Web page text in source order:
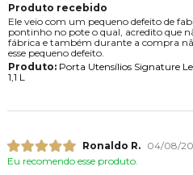
Produto recebido
Ele veio com um pequeno defeito de
pontinho no pote o qual, acredito que
fábrica e também durante a compra
esse pequeno defeito.
Produto:Porta Utensílios Signature
1,1 L
Ronaldo R.
04/08/
Eu recomendo esse produto.